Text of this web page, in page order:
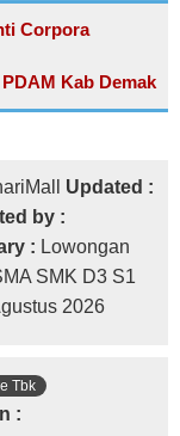
Corpora
Kab Demak
Updated :
by :
: Lowongan
SMK D3 S1
2026
Tbk
: